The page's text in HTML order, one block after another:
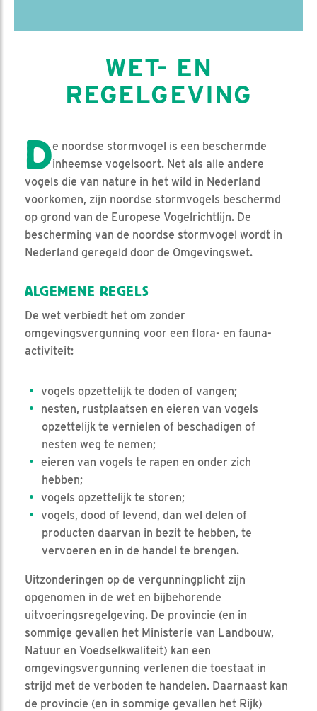
WET- EN
REGELGEVING
De noordse stormvogel is een beschermde
inheemse vogelsoort. Net als alle andere
vogels die van nature in het wild in Nederland
voorkomen, zijn noordse stormvogels beschermd
op grond van de Europese Vogelrichtlijn. De
bescherming van de noordse stormvogel wordt in
Nederland geregeld door de Omgevingswet.
ALGEMENE REGELS
De wet verbiedt het om zonder
omgevingsvergunning voor een flora- en fauna-
activiteit:
vogels opzettelijk te doden of vangen;
nesten, rustplaatsen en eieren van vogels
opzettelijk te vernielen of beschadigen of
nesten weg te nemen;
eieren van vogels te rapen en onder zich
hebben;
vogels opzettelijk te storen;
vogels, dood of levend, dan wel delen of
producten daarvan in bezit te hebben, te
vervoeren en in de handel te brengen.
Uitzonderingen op de vergunningplicht zijn
opgenomen in de wet en bijbehorende
uitvoeringsregelgeving. De provincie (en in
sommige gevallen het Ministerie van Landbouw,
Natuur en Voedselkwaliteit) kan een
omgevingsvergunning verlenen die toestaat in
strijd met de verboden te handelen. Daarnaast kan
de provincie (en in sommige gevallen het Rijk)